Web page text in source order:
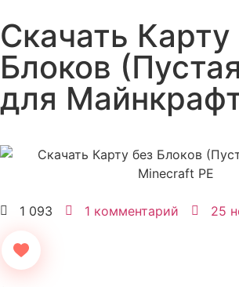
Скачать Карту
Блоков
для
1 093 1 комментарий 25